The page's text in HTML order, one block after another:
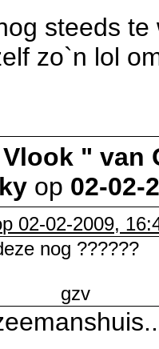
steeds
zo`n lol
" van
op 02-02-
02-02-2009,
nog ??????